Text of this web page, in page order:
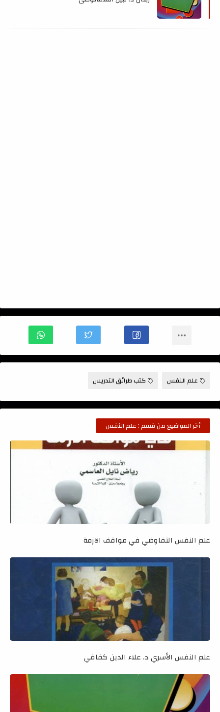
علم النفس كتب طرائق التدريس
أخر المواضيع من قسم : علم النفس
علم النفس التفاوضي في مواقف الازمة
علم النفس الأسري د. علاء الدين كفافي